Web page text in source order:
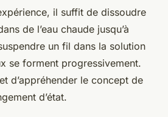
il suffit de dissoudre
de l’eau chaude jusqu’à
un fil dans la solution
se forment progressivement.
d’appréhender le concept de
d’état.